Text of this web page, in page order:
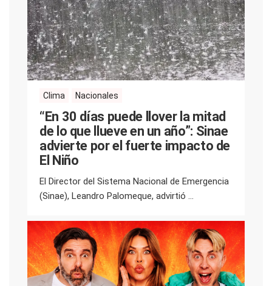
Clima Nacionales
“En 30 días puede llover la mitad
de lo que llueve en un año”: Sinae
advierte por el fuerte impacto de
El Niño
El Director del Sistema Nacional de Emergencia
(Sinae), Leandro Palomeque, advirtió ...